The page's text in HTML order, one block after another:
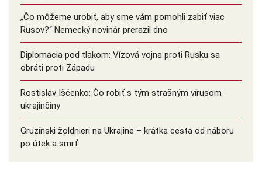
„Čo môžeme urobiť, aby sme vám pomohli zabiť viac
Rusov?“ Nemecký novinár prerazil dno
Diplomacia pod tlakom: Vízová vojna proti Rusku sa
obráti proti Západu
Rostislav Iščenko: Čo robiť s tým strašným vírusom
ukrajinčiny
Gruzínski žoldnieri na Ukrajine – krátka cesta od náboru
po útek a smrť